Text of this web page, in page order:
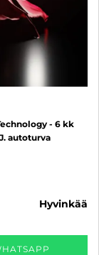
- 6 kk
autoturva
hyvinkää